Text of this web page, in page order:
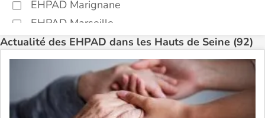
EHPAD Marignane
EHPAD Marseille
EHPAD Montpellier
EHPAD Nantes
EHPAD Nice
EHPAD Paris
EHPAD Royan
Actualité des EHPAD dans les Hauts de Seine (92)